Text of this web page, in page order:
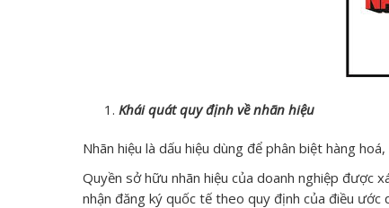
Khái quát quy định về nhãn hiệu
Nhãn hiệu là dấu hiệu dùng để phân biệt hàng
Quyền sở hữu nhãn hiệu của doanh nghiệp được
nhận đăng ký quốc tế theo quy định của điều ước